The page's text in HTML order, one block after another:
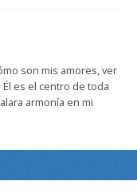
son mis amores, ver
es el centro de toda
armonía en mi